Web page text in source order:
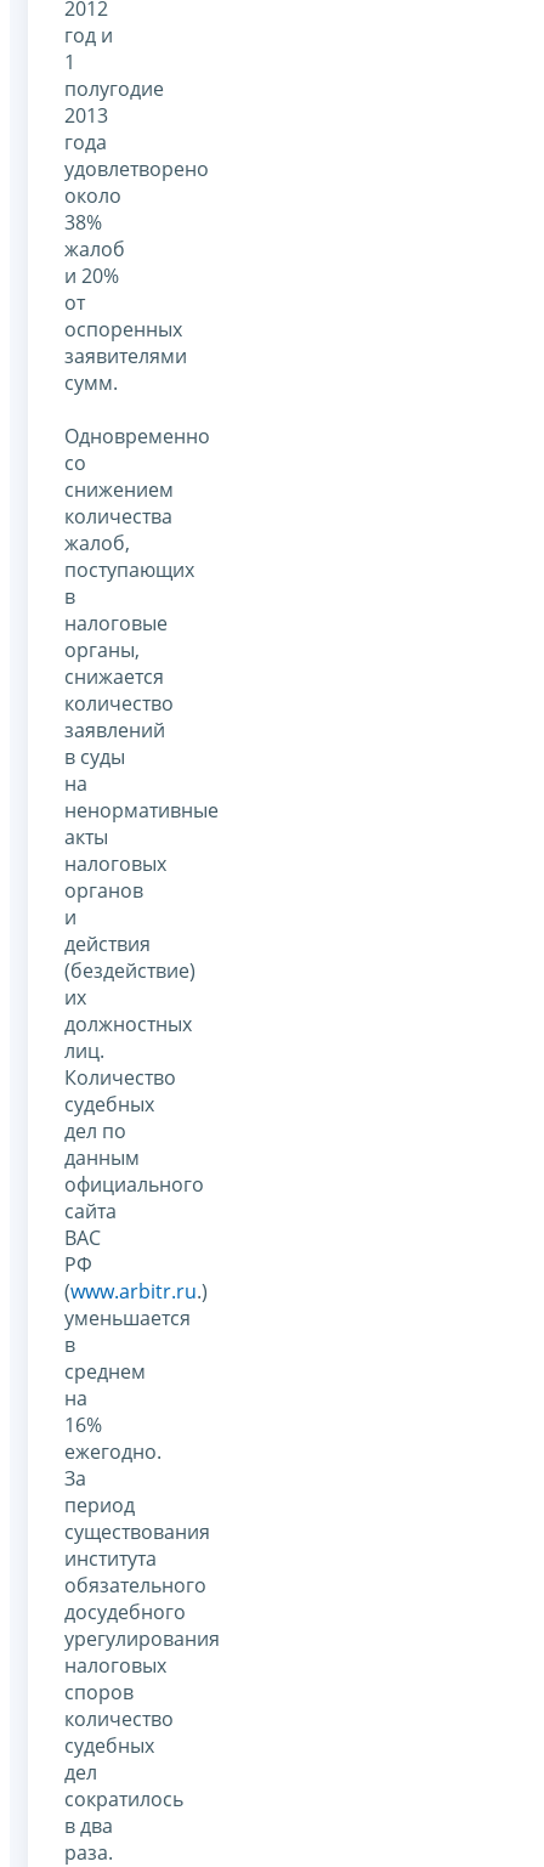
2012
год и
1
полугодие
2013
года
удовлетворено
около
38%
жалоб
и 20%
от
оспоренных
заявителями
сумм.
Одновременно
со
снижением
количества
жалоб,
поступающих
в
налоговые
органы,
снижается
количество
заявлений
в суды
на
ненормативные
акты
налоговых
органов
и
действия
(бездействие)
их
должностных
лиц.
Количество
судебных
дел по
данным
официального
сайта
ВАС
РФ
(www.arbitr.ru.)
уменьшается
в
среднем
на
16%
ежегодно.
За
период
существования
института
обязательного
досудебного
урегулирования
налоговых
споров
количество
судебных
дел
сократилось
в два
раза.